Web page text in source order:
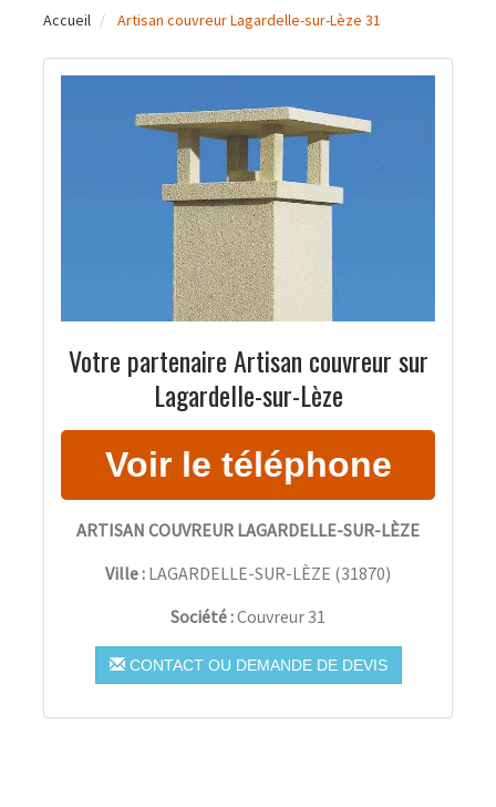
Accueil Artisan couvreur Lagardelle-sur-Lèze 31
Votre partenaire Artisan couvreur sur
Lagardelle-sur-Lèze
ARTISAN COUVREUR LAGARDELLE-SUR-LÈZE
Ville : LAGARDELLE-SUR-LÈZE (31870)
Société :Couvreur 31
CONTACT OU DEMANDE DE DEVIS